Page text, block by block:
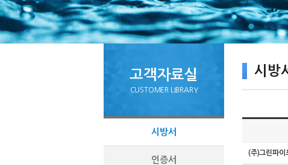
고객자료실
CUSTOMER LIBRARY
시방서
인증서
시방
(주)그린파이